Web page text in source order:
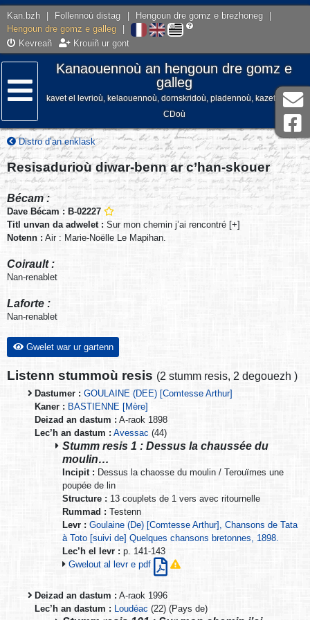
Kan.bzh Follennoù distag Hengoun dre gomz e brezhoneg
Hengoun dre gomz e galleg
Kevreañ
Krouiñ ur gont
Lañser
Kanaouennoù an hengoun dre gomz e
galleg
kavet el levrioù, kelaouennoù, dornskridoù, pladennoù, kazetennoù,
CDoù
Distro d’an enklask
Resisadurioù diwar-benn ar c’han-skouer
Bécam :
Dave Bécam : B-02227
Titl unvan da adwelet : Sur mon chemin j’ai rencontré [+]
Notenn : Air : Marie-Noëlle Le Mapihan.
Coirault :
Nan-renablet
Laforte :
Nan-renablet
Gwelet war ur gartenn
Listenn stummoù resis (2 stumm resis, 2 degouezh )
Dastumer : GOULAINE (DEE) [Comtesse Arthur]
Kaner : BASTIENNE [Mère]
Deizad an dastum : A-raok 1898
Lec’h an dastum : Avessac (44)
Stumm resis 1 : Dessus la chaussée du
moulin…
Incipit : Dessus la chaosse du moulin / Terouïmes une
poupée de lin
Structure : 13 couplets de 1 vers avec ritournelle
Rummad : Testenn
Levr : Goulaine (De) [Comtesse Arthur], Chansons de Tata
à Toto [suivi de] Quelques chansons bretonnes, 1898.
Lec’h el levr : p. 141-143
Gwelout al levr e pdf
Deizad an dastum : A-raok 1996
Lec’h an dastum : Loudéac (22) (Pays de)